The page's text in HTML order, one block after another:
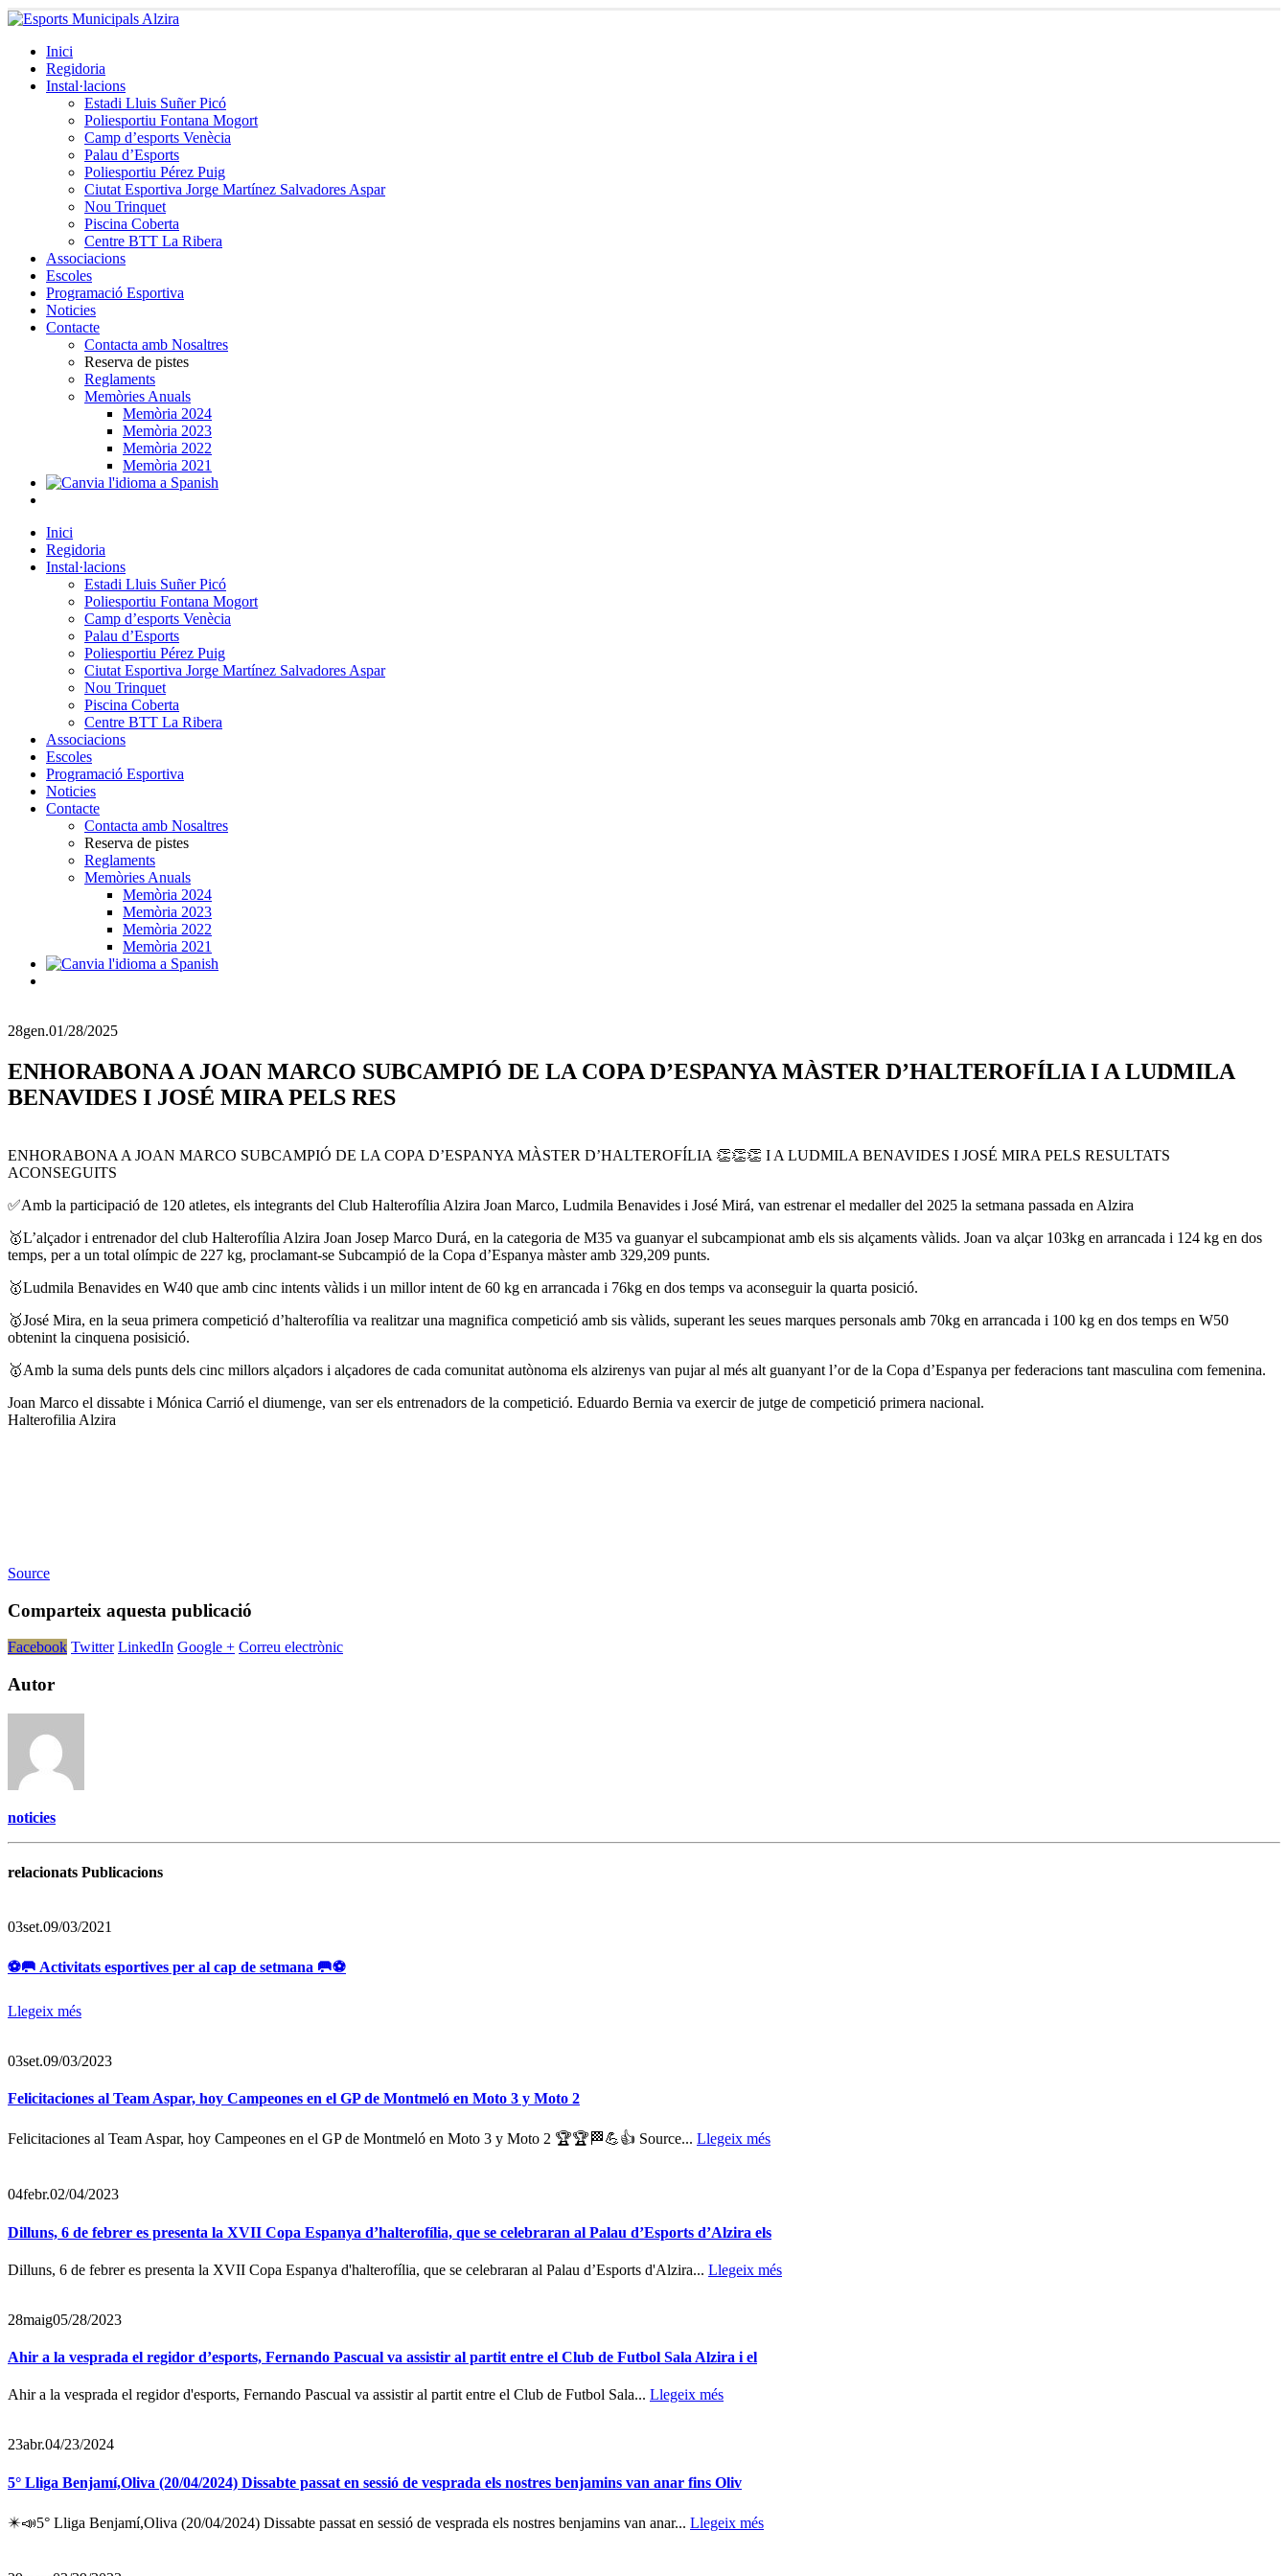
Inici
Regidoria
Instal·lacions
Estadi Lluis Suñer Picó
Poliesportiu Fontana Mogort
Camp d’esports Venècia
Palau d’Esports
Poliesportiu Pérez Puig
Ciutat Esportiva Jorge Martínez Salvadores Aspar
Nou Trinquet
Piscina Coberta
Centre BTT La Ribera
Associacions
Escoles
Programació Esportiva
Noticies
Contacte
Contacta amb Nosaltres
Reserva de pistes
Reglaments
Memòries Anuals
Memòria 2024
Memòria 2023
Memòria 2022
Memòria 2021
Inici
Regidoria
Instal·lacions
Estadi Lluis Suñer Picó
Poliesportiu Fontana Mogort
Camp d’esports Venècia
Palau d’Esports
Poliesportiu Pérez Puig
Ciutat Esportiva Jorge Martínez Salvadores Aspar
Nou Trinquet
Piscina Coberta
Centre BTT La Ribera
Associacions
Escoles
Programació Esportiva
Noticies
Contacte
Contacta amb Nosaltres
Reserva de pistes
Reglaments
Memòries Anuals
Memòria 2024
Memòria 2023
Memòria 2022
Memòria 2021
28gen.01/28/2025
ENHORABONA A JOAN MARCO SUBCAMPIÓ DE LA COPA D’ESPANYA MÀSTER D’HALTEROFÍLIA I A LUDMILA
BENAVIDES I JOSÉ MIRA PELS RES
ENHORABONA A JOAN MARCO SUBCAMPIÓ DE LA COPA D’ESPANYA MÀSTER D’HALTEROFÍLIA 👏👏👏 I A LUDMILA BENAVIDES I JOSÉ MIRA PELS RESULTATS
ACONSEGUITS
✅Amb la participació de 120 atletes, els integrants del Club Halterofília Alzira Joan Marco, Ludmila Benavides i José Mirá, van estrenar el medaller del 2025 la setmana passada en Alzira
🥇L’alçador i entrenador del club Halterofília Alzira Joan Josep Marco Durá, en la categoria de M35 va guanyar el subcampionat amb els sis alçaments vàlids. Joan va alçar 103kg en arrancada i 124 kg en dos
temps, per a un total olímpic de 227 kg, proclamant-se Subcampió de la Copa d’Espanya màster amb 329,209 punts.
🥇Ludmila Benavides en W40 que amb cinc intents vàlids i un millor intent de 60 kg en arrancada i 76kg en dos temps va aconseguir la quarta posició.
🥇José Mira, en la seua primera competició d’halterofília va realitzar una magnifica competició amb sis vàlids, superant les seues marques personals amb 70kg en arrancada i 100 kg en dos temps en W50
obtenint la cinquena posisició.
🥇Amb la suma dels punts dels cinc millors alçadors i alçadores de cada comunitat autònoma els alzirenys van pujar al més alt guanyant l’or de la Copa d’Espanya per federacions tant masculina com femenina.
Joan Marco el dissabte i Mónica Carrió el diumenge, van ser els entrenadors de la competició. Eduardo Bernia va exercir de jutge de competició primera nacional.
Halterofilia Alzira
Source
Comparteix aquesta publicació
Facebook Twitter LinkedIn Google + Correu electrònic
Autor
noticies
relacionats Publicacions
03set.09/03/2021
⚽🥅 Activitats esportives per al cap de setmana 🥅⚽
Llegeix més
03set.09/03/2023
Felicitaciones al Team Aspar, hoy Campeones en el GP de Montmeló en Moto 3 y Moto 2
Felicitaciones al Team Aspar, hoy Campeones en el GP de Montmeló en Moto 3 y Moto 2 🏆🏆🏁💪👍 Source... Llegeix més
04febr.02/04/2023
Dilluns, 6 de febrer es presenta la XVII Copa Espanya d’halterofília, que se celebraran al Palau d’Esports d’Alzira els
Dilluns, 6 de febrer es presenta la XVII Copa Espanya d'halterofília, que se celebraran al Palau d’Esports d'Alzira... Llegeix més
28maig05/28/2023
Ahir a la vesprada el regidor d’esports, Fernando Pascual va assistir al partit entre el Club de Futbol Sala Alzira i el
Ahir a la vesprada el regidor d'esports, Fernando Pascual va assistir al partit entre el Club de Futbol Sala... Llegeix més
23abr.04/23/2024
5° Lliga Benjamí,Oliva (20/04/2024) Dissabte passat en sessió de vesprada els nostres benjamins van anar fins Oliv
✴️📣5° Lliga Benjamí,Oliva (20/04/2024) Dissabte passat en sessió de vesprada els nostres benjamins van anar... Llegeix més